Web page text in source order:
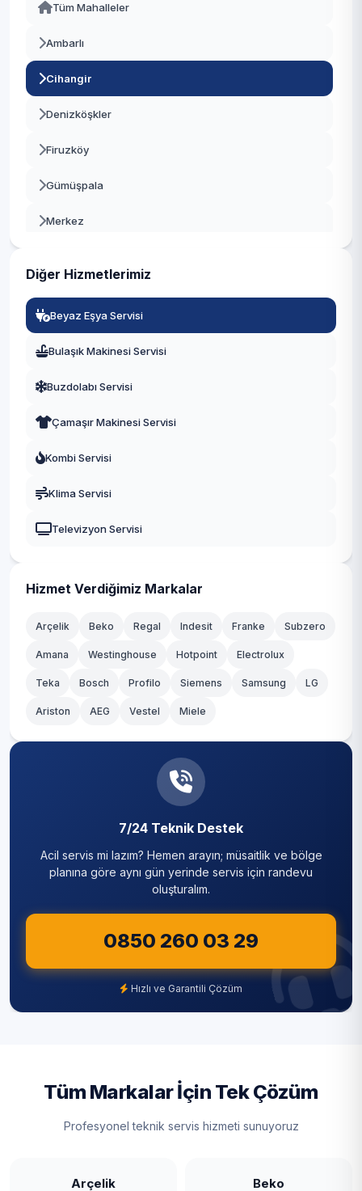
Başakşehir
Beşiktaş
Beylikdüzü
Beyoğlu
Çekmeköy
Esenler
Kağıthane
Kartal
Küçükçekmece
Sultanbeyli
Şişli
Tuzla
Üsküdar
Zeytinburnu
Tüm Mahalleler
Ambarlı
Cihangir
Denizköşkler
Firuzköy
Gümüşpala
Merkez
Diğer Hizmetlerimiz
Beyaz Eşya Servisi
Bulaşık Makinesi Servisi
Buzdolabı Servisi
Çamaşır Makinesi Servisi
Kombi Servisi
Klima Servisi
Televizyon Servisi
Hizmet Verdiğimiz Markalar
Arçelik Beko Regal Indesit Franke Subzero
Amana Westinghouse Hotpoint Electrolux
Teka Bosch Profilo Siemens Samsung LG
Ariston AEG Vestel Miele
7/24 Teknik Destek
Acil servis mi lazım? Hemen arayın; müsaitlik ve bölge
planına göre aynı gün yerinde servis için randevu
oluşturalım.
0850 260 03 29
Hızlı ve Garantili Çözüm
Tüm Markalar İçin Tek Çözüm
Profesyonel teknik servis hizmeti sunuyoruz
Arçelik Beko